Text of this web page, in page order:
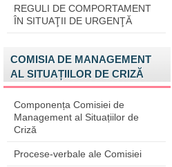
REGULI DE COMPORTAMENT
ÎN SITUAŢII DE URGENŢĂ
COMISIA DE MANAGEMENT
AL SITUAȚIILOR DE CRIZĂ
Componența Comisiei de
Management al Situațiilor de
Criză
Procese-verbale ale Comisiei